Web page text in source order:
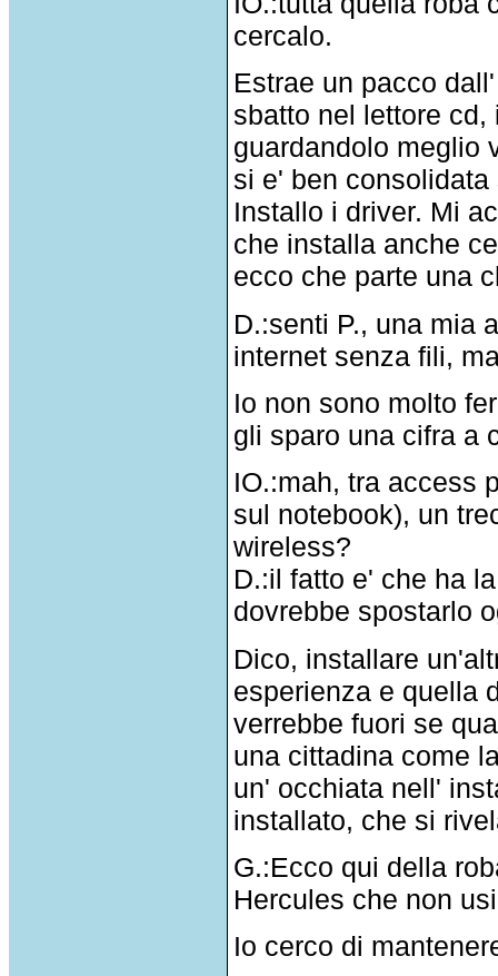
cercalo.
Estrae un pacco
sbatto nel lettore
guardandolo meglio
si e' ben
Installo i driver. Mi
che installa anche
ecco che parte una
D.:senti P., una mia
internet senza fili,
Io non sono molto
gli sparo una cifra a
IO.:mah, tra access
sul notebook), un
wireless?
D.:il fatto e' che ha
dovrebbe spostarlo
Dico, installare
esperienza e quella
verrebbe fuori se
una cittadina come
un' occhiata nell'
installato, che si
G.:Ecco qui della
Hercules che non
Io cerco di